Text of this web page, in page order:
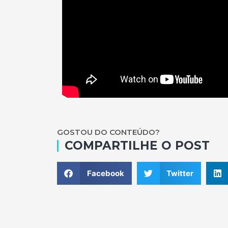
GOSTOU DO CONTEÚDO?
COMPARTILHE O POST
Facebook Twitter